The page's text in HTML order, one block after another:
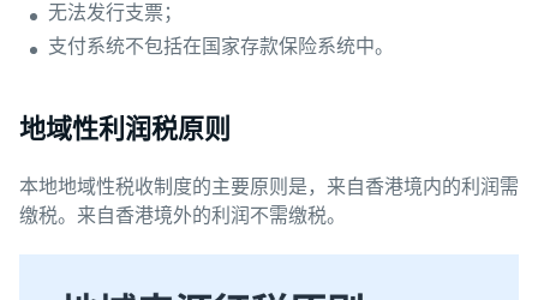
无法发行支票；
支付系统不包括在国家存款保险系统中。
地域性利润税原则
本地地域性税收制度的主要原则是，来自香港境内的利润需
缴税。来自香港境外的利润不需缴税。